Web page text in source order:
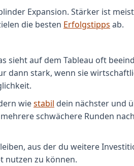
Expansion. Stärker ist
die besten Erfolgstipps ab.
auf dem Tableau oft
dann stark, wenn sie
wiestabil dein nächster und
schwächere Runden
aus der du weitere
nutzen zu können.